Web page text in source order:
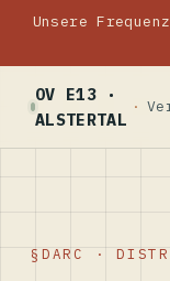
Unsere
OV E13 ·
ALSTERTAL
DARC ·